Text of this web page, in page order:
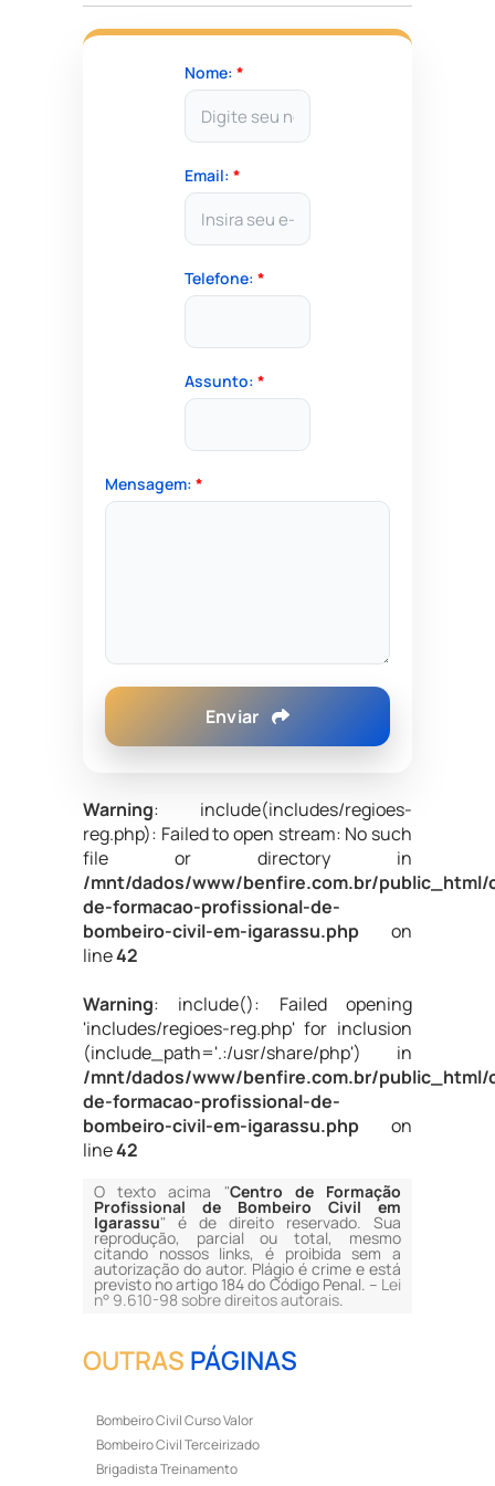
Nome: *
Email: *
Telefone: *
Assunto: *
Mensagem: *
Enviar
Warning: include(includes/regioes-
reg.php): Failed to open stream: No such
file or directory in
/mnt/dados/www/benfire.com.br/public_html/
de-formacao-profissional-de-
bombeiro-civil-em-igarassu.phpon
line42
Warning: include(): Failed opening
'includes/regioes-reg.php' for inclusion
(include_path='.:/usr/share/php') in
/mnt/dados/www/benfire.com.br/public_html/
de-formacao-profissional-de-
bombeiro-civil-em-igarassu.phpon
line42
O texto acima "Centro de Formação
Profissional de Bombeiro Civil em
Igarassu" é de direito reservado. Sua
reprodução, parcial ou total, mesmo
citando nossos links, é proibida sem a
autorização do autor. Plágio é crime e está
previsto no artigo 184 do Código Penal. – Lei
n° 9.610-98 sobre direitos autorais.
OUTRAS PÁGINAS
Bombeiro Civil Curso Valor
Bombeiro Civil Terceirizado
Brigadista Treinamento